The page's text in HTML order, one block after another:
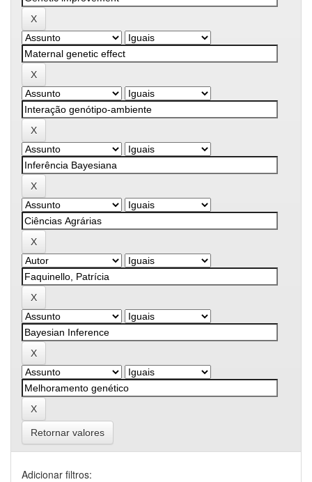
Retornar valores
Adicionar filtros: